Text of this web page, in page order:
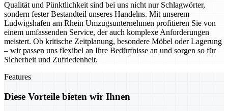
Qualität und Pünktlichkeit sind bei uns nicht nur Schlagwörter,
sondern fester Bestandteil unseres Handelns. Mit unserem
Ludwigshafen am Rhein Umzugsunternehmen profitieren Sie von
einem umfassenden Service, der auch komplexe Anforderungen
meistert. Ob kritische Zeitplanung, besondere Möbel oder Lagerung
– wir passen uns flexibel an Ihre Bedürfnisse an und sorgen so für
Sicherheit und Zufriedenheit.
Features
Diese Vorteile bieten wir Ihnen